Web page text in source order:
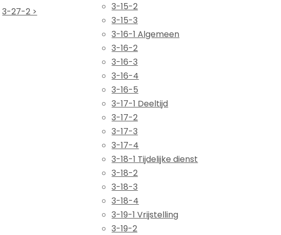
3-27-2 >
3-15-2
3-15-3
3-16-1 Algemeen
3-16-2
3-16-3
3-16-4
3-16-5
3-17-1 Deeltijd
3-17-2
3-17-3
3-17-4
3-18-1 Tijdelijke dienst
3-18-2
3-18-3
3-18-4
3-19-1 Vrijstelling
3-19-2